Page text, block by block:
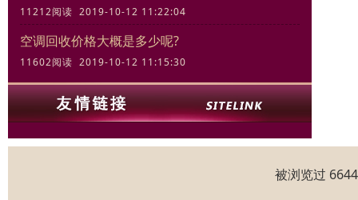
11212阅读 2019-10-12 11:22:04
空调回收价格大概是多少呢?
11602阅读 2019-10-12 11:15:30
被浏览过